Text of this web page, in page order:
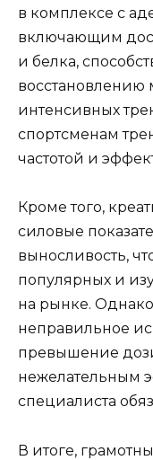
в комплексе с
включающим
и белка,
интенсивных
спортсменам
частотой и
Кроме того,
силовые
выносливость,
популярных и
на рынке.
неправильное
превышение
нежелательным
специалиста
В итоге,